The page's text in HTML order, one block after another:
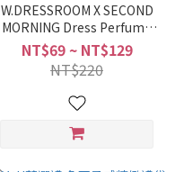
W.DRESSROOM X SECOND
MORNING Dress Perfume
30ml
NT$69 ~ NT$129
NT$220